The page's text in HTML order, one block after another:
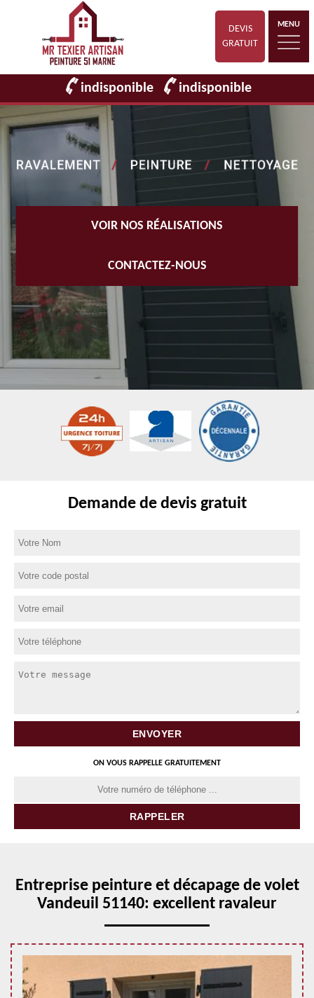
DEVIS
GRATUIT
MENU
indisponible indisponible
VOIR NOS RÉALISATIONS
CONTACTEZ-NOUS
Demande de devis gratuit
ON VOUS RAPPELLE GRATUITEMENT
Entreprise peinture et décapage de volet
Vandeuil 51140: excellent ravaleur